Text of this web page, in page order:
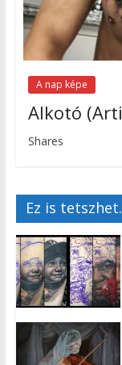
A nap képe
Alkotó
Shares
Ez is